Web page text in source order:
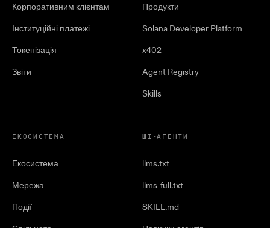
Корпоративним клієнтам
Інституційні платежі
Токенізація
Звіти
Продукти
Solana Developer Platform
x402
Agent Registry
Skills
ЕКОСИСТЕМА
Екосистема
Мережа
Події
ШІ-АГЕНТИ
llms.txt
llms-full.txt
SKILL.md